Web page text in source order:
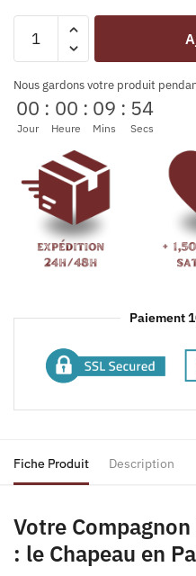
Nous gardons votre produit
00
Jour
: 00
Heure
: 09
Mins
: 54
Secs
Paiement
Fiche Produit Description
Votre
: le Chapeau en